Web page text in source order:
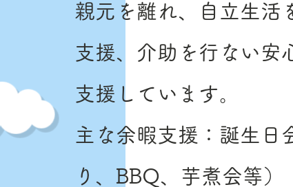
親元を離れ、自立生活
支援、介助を行ない安
支援しています。
主な余暇支援：誕生日
り、BBQ、芋煮会等）